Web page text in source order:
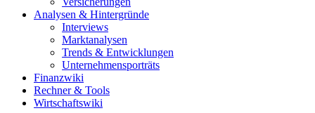
Analysen & Hintergründe
Interviews
Marktanalysen
Trends & Entwicklungen
Unternehmensporträts
Finanzwiki
Rechner & Tools
Wirtschaftswiki